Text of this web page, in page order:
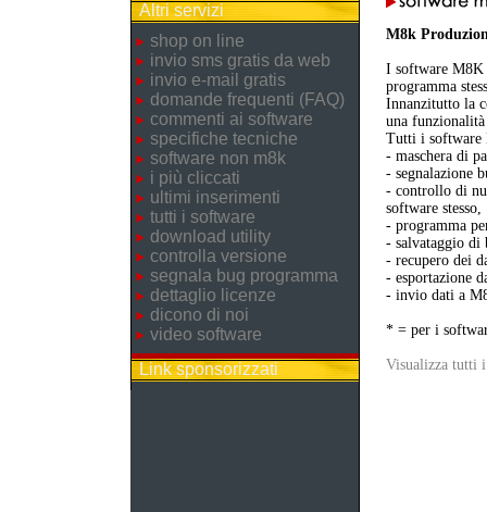
Altri servizi
shop on line
invio sms gratis da web
invio e-mail gratis
domande frequenti (FAQ)
commenti ai software
specifiche tecniche
software non m8k
i più cliccati
ultimi inserimenti
tutti i software
download utility
controlla versione
segnala bug programma
dettaglio licenze
dicono di noi
video software
Link sponsorizzati
M8k
I software M8K
programma
Innanzitutto la
una
Tutti i software
- maschera di
- segnalazione
- controllo di
software stesso,
- programma
- salvataggio di
- recupero dei
- esportazione
- invio dati a
* = per i
Visualizza tutti